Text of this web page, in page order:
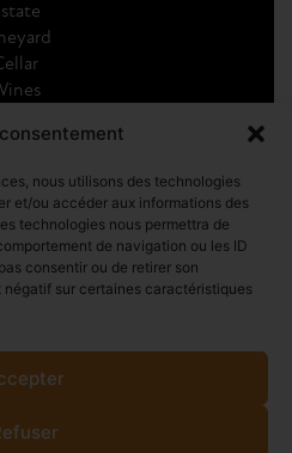
nous utilisons des technologies
et/ou accéder aux informations des
technologies nous permettra de
de navigation ou les ID
consentir ou de retirer son
sur certaines caractéristiques